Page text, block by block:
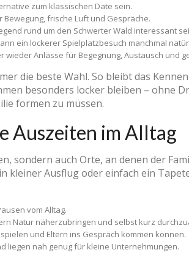
zum klassischen Date sein.
frische Luft und Gespräche.
rund um den Schwerter Wald interessant
ein lockerer Spielplatzbesuch manchmal
wieder Anlässe für Begegnung, Austausch und
die beste Wahl. So bleibt das
besonders locker bleiben – ohne
formen zu müssen.
Auszeiten im Alltag
sondern auch Orte, an denen der
kleiner Ausflug oder einfach ein
vom Alltag.
Natur näherzubringen und selbst kurz
und Eltern ins Gespräch kommen können.
liegen nah genug für kleine Unternehmungen.